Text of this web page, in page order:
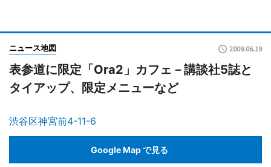
ニュース地図 2009.06.19
表参道に限定「Ora2」カフェ－講談社5誌と
タイアップ、限定メニューなど
渋谷区神宮前4-11-6
Google Map で見る